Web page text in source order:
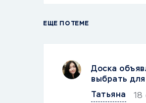
ЕЩЕ ПО ТЕМЕ
Доска
выбрать
Татьяна
18